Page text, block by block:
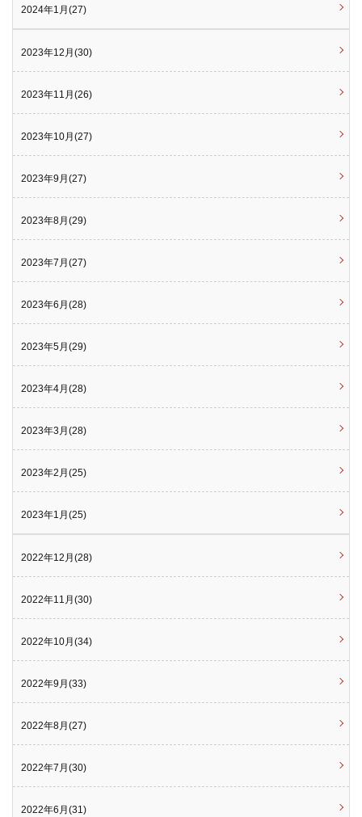
2024年1月(27)
2023年12月(30)
2023年11月(26)
2023年10月(27)
2023年9月(27)
2023年8月(29)
2023年7月(27)
2023年6月(28)
2023年5月(29)
2023年4月(28)
2023年3月(28)
2023年2月(25)
2023年1月(25)
2022年12月(28)
2022年11月(30)
2022年10月(34)
2022年9月(33)
2022年8月(27)
2022年7月(30)
2022年6月(31)